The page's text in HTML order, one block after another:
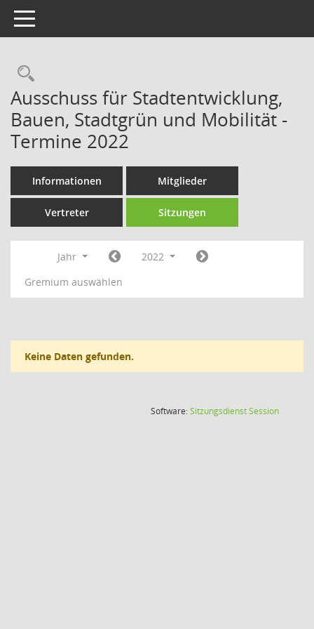
Toggle navigation
Rechercheauswahl
Ausschuss für Stadtentwicklung,
Bauen, Stadtgrün und Mobilität -
Termine 2022
Informationen Mitglieder
Vertreter Sitzungen
Jahr
2022
Gremium auswählen
Keine Daten gefunden.
Software:SitzungsdienstSession(Wird in